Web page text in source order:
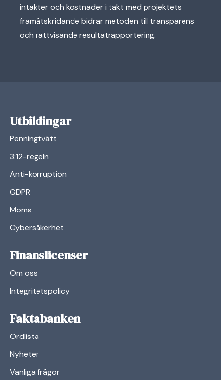
intäkter och kostnader i takt med projektets
framåtskridande bidrar metoden till transparens
och rättvisande resultatrapportering.
Utbildingar
Penningtvätt
3:12-regeln
Anti-korruption
GDPR
Moms
Cybersäkerhet
Finanslicenser
Om oss
Integritetspolicy
Faktabanken
Ordlista
Nyheter
Vanliga frågor